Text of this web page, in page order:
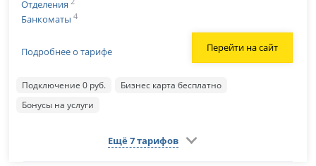
Отделения
Банкоматы4
Подробнее о тарифе Перейти на сайт
Подключение 0 руб.
Бизнес карта бесплатно
Бонусы на услуги
Ещё 7 тарифов